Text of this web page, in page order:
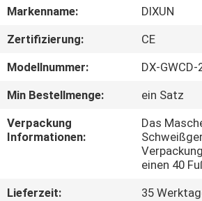
SHOW
ÜBER
UNS
FABRIK-
AUSFLUG
Markenname:
DIXUN
Zertifizierung:
CE
Modellnummer:
DX-GWCD-
Min Bestellmenge:
ein Satz
Verpackung
Informationen:
Das
einen 40
Lieferzeit:
35